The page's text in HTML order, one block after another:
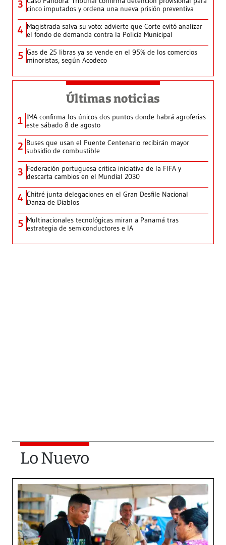
3 cinco imputados y ordena una nueva prisión preventiva
4 Magistrada salva su voto: advierte que Corte evitó analizar
el fondo de demanda contra la Policía Municipal
5 Gas de 25 libras ya se vende en el 95% de los comercios
minoristas, según Acodeco
Últimas noticias
1 IMA confirma los únicos dos puntos donde habrá agroferias
este sábado 8 de agosto
2 Buses que usan el Puente Centenario recibirán mayor
subsidio de combustible
3 Federación portuguesa critica iniciativa de la FIFA y
descarta cambios en el Mundial 2030
4 Chitré junta delegaciones en el Gran Desfile Nacional
Danza de Diablos
5 Multinacionales tecnológicas miran a Panamá tras
estrategia de semiconductores e IA
Lo Nuevo